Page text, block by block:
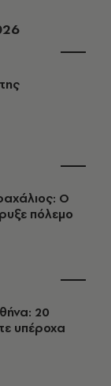
Ο
πόλεμο
20
υπέροχα